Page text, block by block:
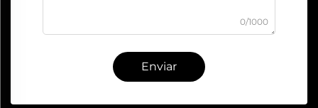
0/1000
Enviar